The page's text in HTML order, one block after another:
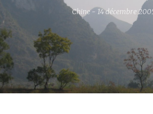
Chine - 14 décembre